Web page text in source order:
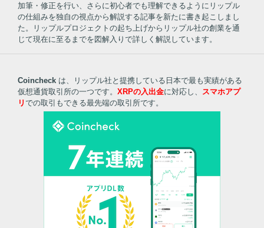
加筆・修正を行い、さらに初心者でも理解できるようにリップル
の仕組みを独自の視点から解説する記事を新たに書き起こしまし
た。リップルプロジェクトの起ち上げからリップル社の創業を通
じて現在に至るまでを図解入りで詳しく解説しています。
Coincheck は、リップル社と提携している日本で最も実績がある
仮想通貨取引所の一つです。 XRPの入出金に対応し、
スマホアプ
リでの取引もできる最先端の取引所です。